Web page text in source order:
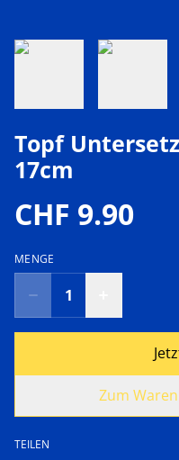
Topf
17cm
CHF 9.90
MENGE
Zum
TEILEN